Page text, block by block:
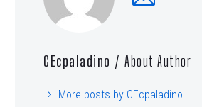
CEcpaladino / About Author
More posts by CEcpaladino